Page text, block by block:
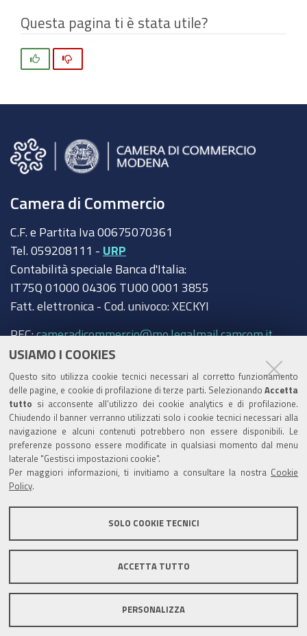
USIAMO I COOKIES
Questo sito utilizza cookie tecnici necessari al corretto funzionamento
delle pagine, e cookie di profilazione di terze parti. Selezionando Accetta
tutto si acconsente all’utilizzo dei cookie analytics e di profilazione.
Chiudendo il banner verranno utilizzati solo i cookie tecnici necessari alla
navigazione e alcuni contenuti potrebbero non essere disponibili. Le
preferenze possono essere modificate in qualsiasi momento dal menu
laterale "Gestisci impostazioni cookie".
Per maggiori informazioni, ti invitiamo a consultare la nostra Cookie
Policy
SOLO COOKIE TECNICI
ACCETTA TUTTO
PERSONALIZZA
Questa pagina ti è stata utile?
Camera di Commercio
C.F. e Partita Iva 00675070361
Tel. 059208111 - URP
Contabilità speciale Banca d'Italia:
IT75Q 01000 04306 TU00 0001 3855
Fatt. elettronica - Cod. univoco: XECKYI
PEC:cameradicommercio@mo.legalmail.camcom.it
Trasparenza
Amministrazione trasparente
Albo Camerale
Pubblicità Legale
Area riservata Amministratori
Informativa generale
Informative privacy
Accessibilità
Note legali
Informativa estesa sui cookie
Social media policy